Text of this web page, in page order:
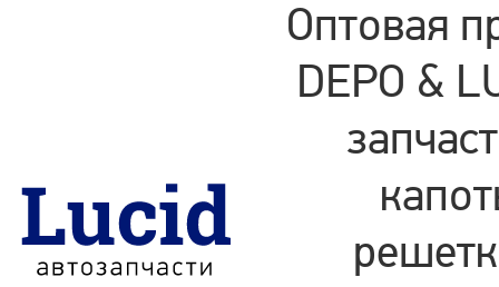
Оптовая
DEPO &